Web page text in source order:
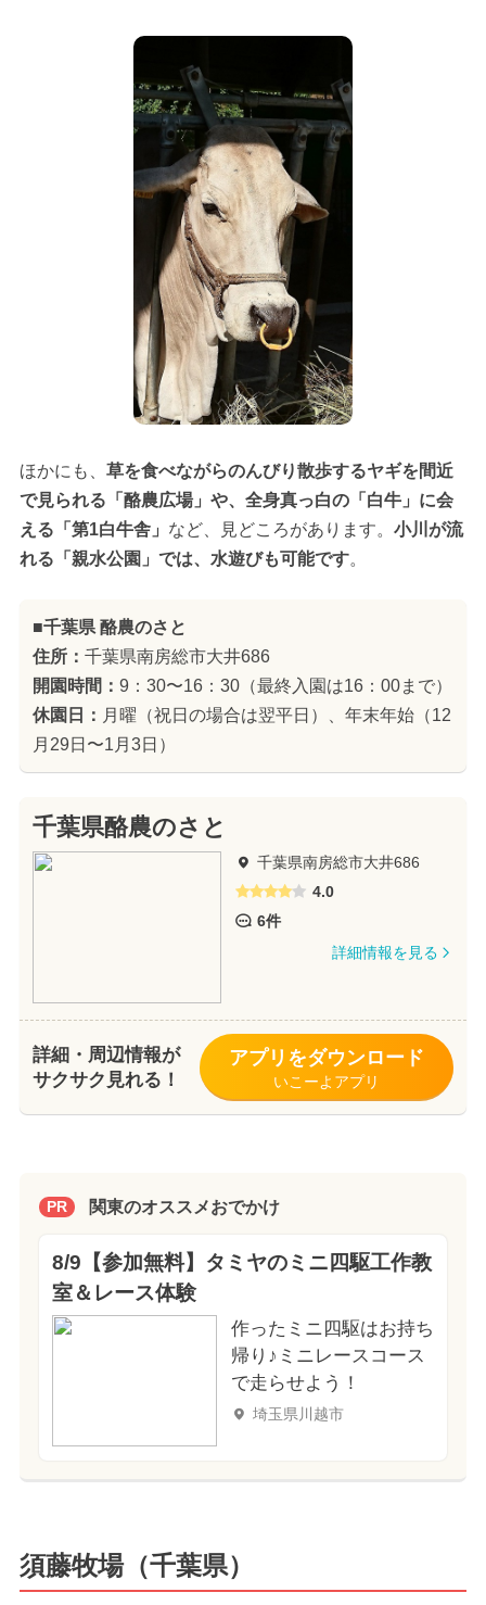
ほかにも、 草を食べながらのんびり散歩するヤギを間近
で見られる「酪農広場」や、全身真っ白の「白牛」に会
える「第1白牛舎」 など、見どころがあります。 小川が流
れる「親水公園」では、水遊びも可能です。
■千葉県 酪農のさと
住所： 千葉県南房総市大井686
開園時間： 9：30〜16：30（最終入園は16：00まで）
休園日： 月曜（祝日の場合は翌平日）、年末年始（12
月29日〜1月3日）
千葉県酪農のさと
千葉県南房総市大井686
4.0
6件
詳細情報を見る
詳細・周辺情報が
サクサク見れる！
アプリをダウンロード
いこーよアプリ
PR 関東のオススメおでかけ
8/9【参加無料】タミヤのミニ四駆工作教
室＆レース体験
作ったミニ四駆はお持ち
帰り♪ミニレースコース
で走らせよう！
埼玉県川越市
須藤牧場（千葉県）